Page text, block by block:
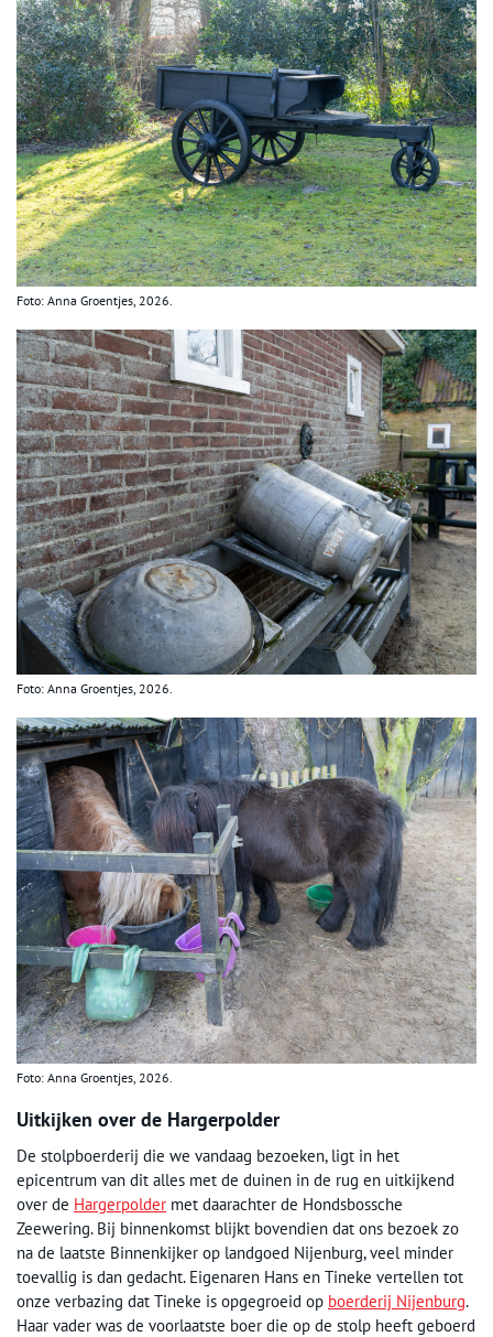
Foto: Anna Groentjes, 2026.
Foto: Anna Groentjes, 2026.
Foto: Anna Groentjes, 2026.
Uitkijken over de Hargerpolder
De stolpboerderij die we vandaag bezoeken, ligt in het
epicentrum van dit alles met de duinen in de rug en uitkijkend
over de Hargerpolder met daarachter de Hondsbossche
Zeewering. Bij binnenkomst blijkt bovendien dat ons bezoek zo
na de laatste Binnenkijker op landgoed Nijenburg, veel minder
toevallig is dan gedacht. Eigenaren Hans en Tineke vertellen tot
onze verbazing dat Tineke is opgegroeid op boerderij Nijenburg.
Haar vader was de voorlaatste boer die op de stolp heeft geboerd